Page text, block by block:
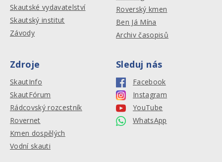
Skautské vydavatelství
Skautský institut
Závody
Roverský kmen
Ben Já Mína
Archiv časopisů
Zdroje
SkautInfo
SkautFórum
Rádcovský rozcestník
Rovernet
Kmen dospělých
Vodní skauti
Sleduj nás
Facebook
Instagram
YouTube
WhatsApp